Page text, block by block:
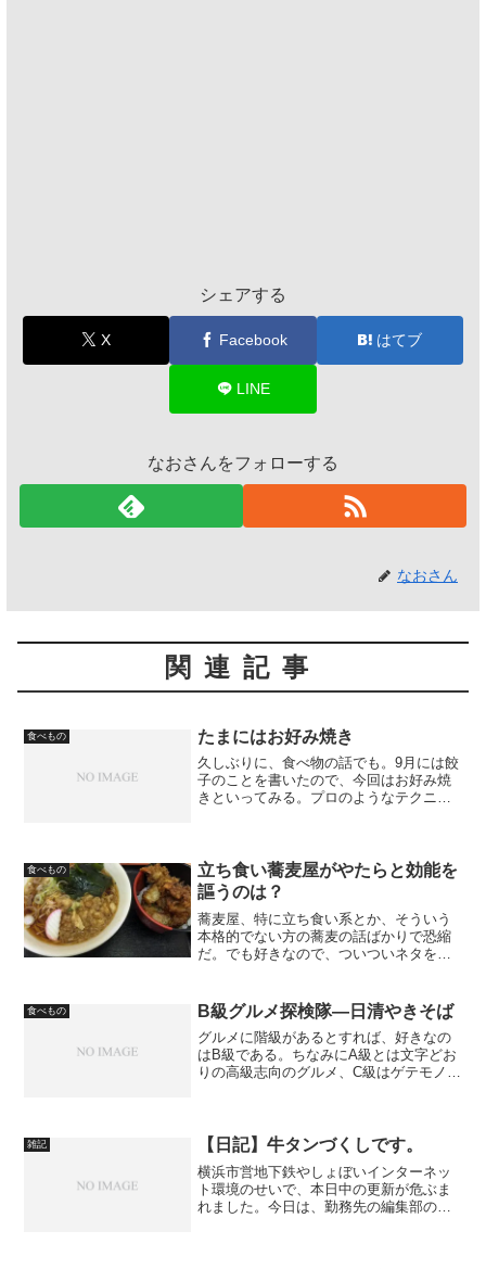
シェアする
X Facebook はてブ
LINE
なおさんをフォローする
なおさん
関連記事
食べもの たまにはお好み焼き
久しぶりに、食べ物の話でも。9月には餃
子のことを書いたので、今回はお好み焼
きといってみる。プロのようなテクニッ
で書くのは何風になるのか...
食べもの
立ち食い蕎麦屋がやたらと効能を
謳うのは？
蕎麦屋、特に立ち食い系とか、そういう
本格的でない方の蕎麦の話ばかりで恐縮
だ。でも好きなので、ついついネタを続
たことなのだが…。Fそばといい、K諸そ
ばといい、なぜに、蕎麦...
食べもの B級グルメ探検隊―日清やきそば
グルメに階級があるとすれば、好きなの
はB級である。ちなみにA級とは文字どお
りの高級志向のグルメ、C級はゲテモノ、
を追求したい。即...
雑記 【日記】牛タンづくしです。
横浜市営地下鉄やしょぼいインターネッ
ト環境のせいで、本日中の更新が危ぶま
れました。今日は、勤務先の編集部の忘